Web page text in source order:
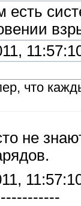
есть
что
не